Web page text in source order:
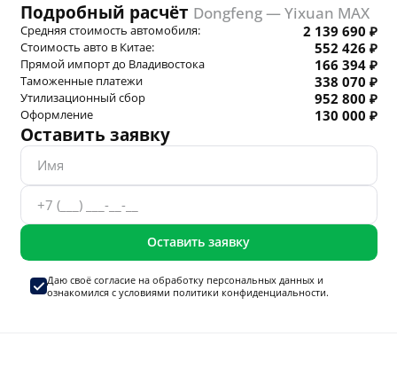
Подробный расчёт Dongfeng — Yixuan MAX
Средняя стоимость автомобиля: 2 139 690 ₽
Стоимость авто в Китае: 552 426 ₽
Прямой импорт до Владивостока 166 394 ₽
Таможенные платежи 338 070 ₽
Утилизационный сбор 952 800 ₽
Оформление 130 000 ₽
Оставить заявку
Оставить заявку
Даю своё согласие на обработку персональных данныхи
ознакомился с условиями политики конфиденциальности.